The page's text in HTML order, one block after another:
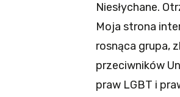
Niesłychane.
Moja strona
rosnąca grupa,
przeciwników
praw LGBT i